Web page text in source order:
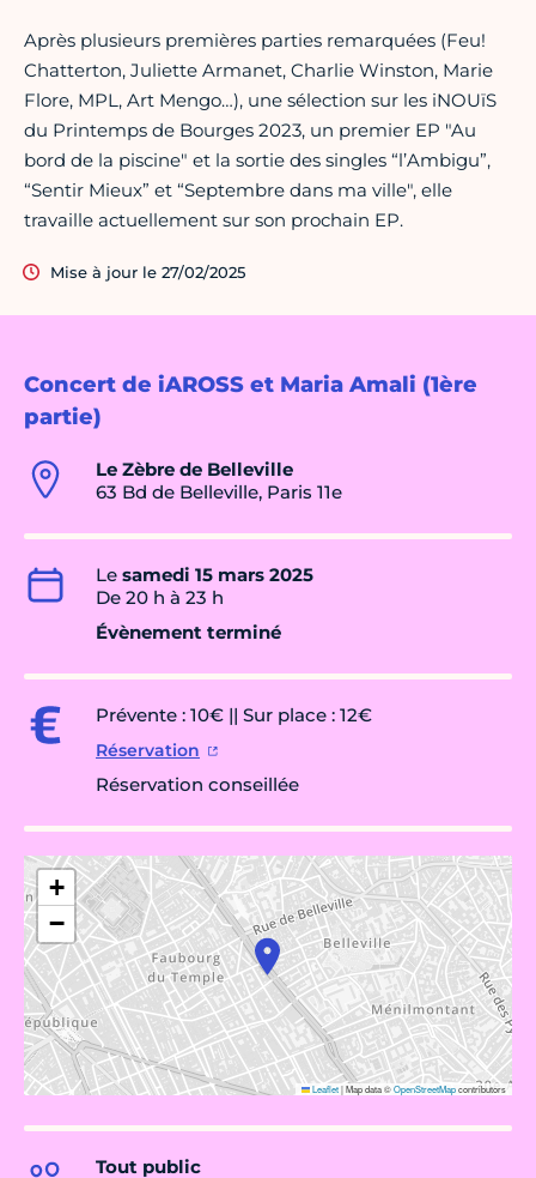
Concert de iAROSS et Maria Amali (1ère
partie)
Le Zèbre de Belleville
63 Bd de Belleville, Paris 11e
Le samedi 15 mars 2025
De 20 h à 23 h
Évènement terminé
Prévente : 10€ || Sur place : 12€
Réservation
Réservation conseillée
+
−
Leaflet|Map data ©OpenStreetMapcontributors
Tout public
Après plusieurs premières parties remarquées (Feu!
Chatterton, Juliette Armanet, Charlie Winston, Marie
Flore, MPL, Art Mengo…), une sélection sur les iNOUïS
du Printemps de Bourges 2023, un premier EP "Au
bord de la piscine" et la sortie des singles “l’Ambigu”,
“Sentir Mieux” et “Septembre dans ma ville", elle
travaille actuellement sur son prochain EP.
Mise à jour le 27/02/2025